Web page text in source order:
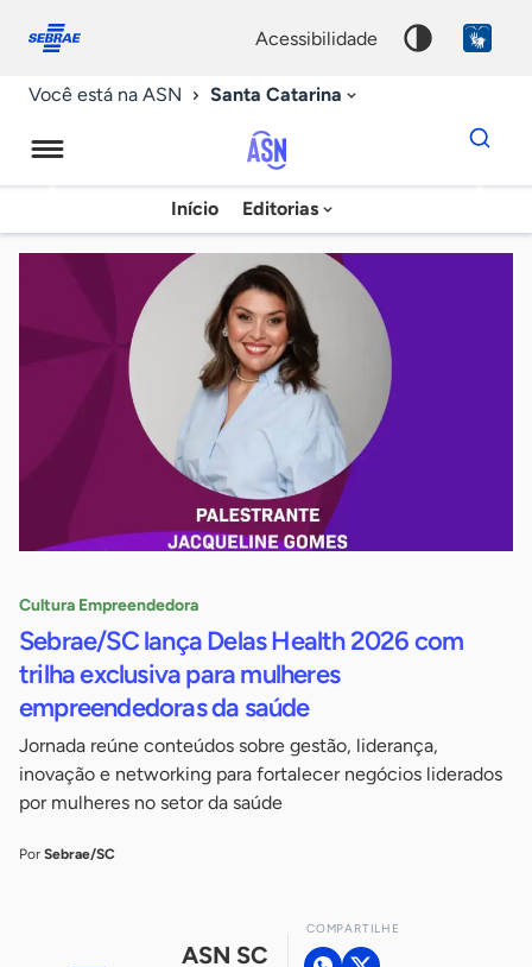
conosco
acessibilidade
Você está na ASN Santa Catarina
Agência
Sebrae
de
Notícias
Início Editorias
Dados
para
chave
Cultura Empreendedora
Sebrae/SC lança Delas Health 2026 com
trilha exclusiva para mulheres
empreendedoras da saúde
Jornada reúne conteúdos sobre gestão, liderança,
inovação e networking para fortalecer negócios liderados
por mulheres no setor da saúde
Por Sebrae/SC
ASN SC
COMPARTILHE